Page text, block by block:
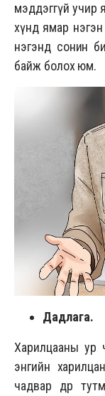
мэддэггүй учир
хүнд ямар нэгэн
нэгэнд сонин
байж болох юм.
Дадлага.
Харилцааны ур
энгийн
чадвар өдөр